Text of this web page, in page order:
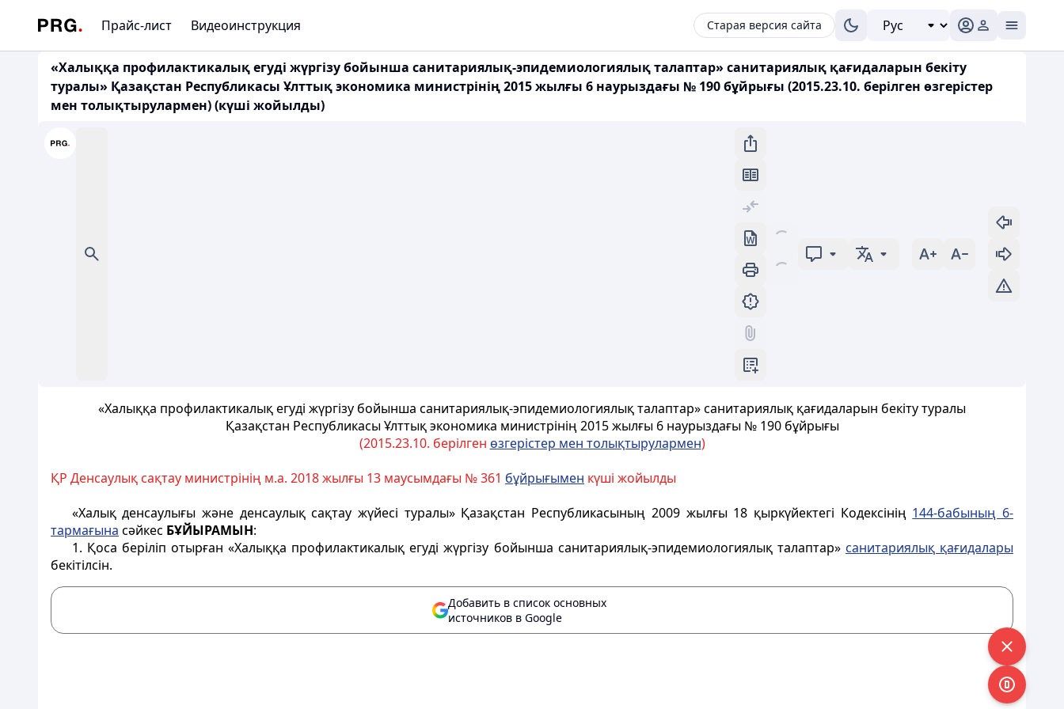
Прайс-лист Видеоинструкция Старая версия сайта
«Халыққа профилактикалық егуді жүргізу бойынша санитариялық-эпидемиологиялық талаптар» санитариялық қағидаларын бекіту
туралы» Қазақстан Республикасы Ұлттық экономика министрінің 2015 жылғы 6 наурыздағы № 190 бұйрығы (2015.23.10. берілген өзгерістер
мен толықтырулармен) (күші жойылды)
«Халыққа профилактикалық егуді жүргізу бойынша санитариялық-эпидемиологиялық талаптар» санитариялық қағидаларын бекіту туралы
Қазақстан Республикасы Ұлттық экономика министрінің 2015 жылғы 6 наурыздағы № 190 бұйрығы
(2015.23.10. берілген өзгерістер мен толықтырулармен)
ҚР Денсаулық сақтау министрінің м.а. 2018 жылғы 13 маусымдағы № 361 бұйрығымен күші жойылды
«Халық денсаулығы және денсаулық сақтау жүйесі туралы» Қазақстан Республикасының 2009 жылғы 18 қыркүйектегі Кодексінің 144-бабының 6-
тармағына сәйкес БҰЙЫРАМЫН:
1. Қоса беріліп отырған «Халыққа профилактикалық егуді жүргізу бойынша санитариялық-эпидемиологиялық талаптар» санитариялық қағидалары
бекітілсін.
Добавить в список основных
источников в Google